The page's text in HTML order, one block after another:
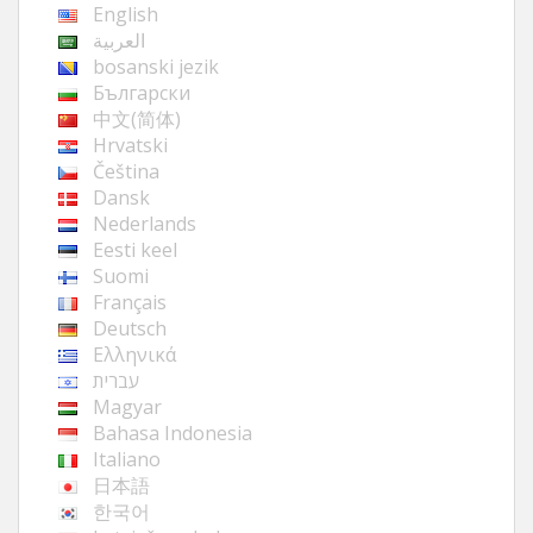
English
العربية
bosanski jezik
Български
中文(简体)
Hrvatski
Čeština
Dansk
Nederlands
Eesti keel
Suomi
Français
Deutsch
Ελληνικά
עברית
Magyar
Bahasa Indonesia
Italiano
日本語
한국어